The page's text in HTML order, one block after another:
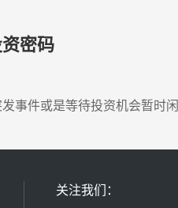
密码
事件或是等待投资机会暂
关注我们：